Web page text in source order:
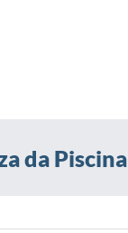
da Piscina